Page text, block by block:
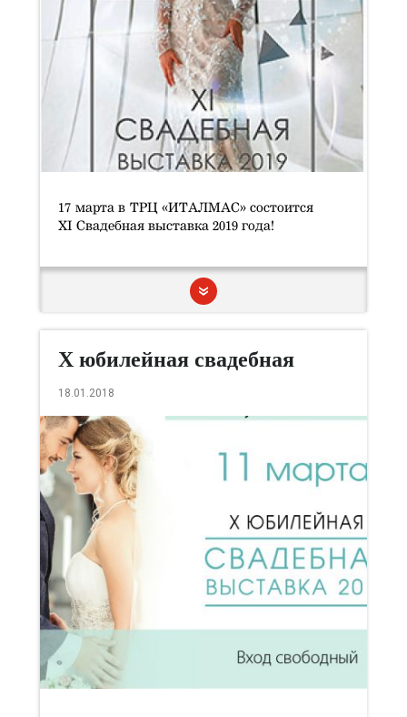
17 марта в ТРЦ «ИТАЛМАС» состоится
XI Свадебная выставка 2019 года!
X юбилейная свадебная
выставка
18.01.2018